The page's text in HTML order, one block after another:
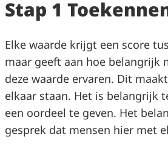
Stap 1
Elke waarde krijgt een score
maar geeft aan hoe belangrijk
deze waarde ervaren. Dit
elkaar staan. Het is belangrijk
een oordeel te geven. Het
gesprek dat mensen hier met